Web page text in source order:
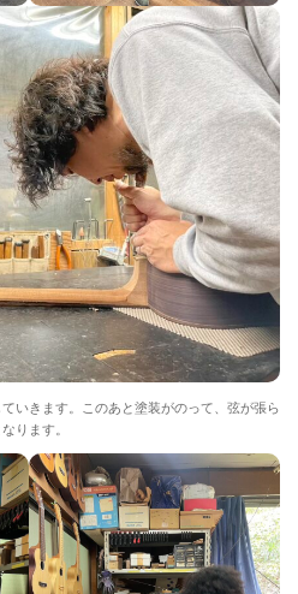
いきます。このあと塗装がのって、弦が張ら
ります。